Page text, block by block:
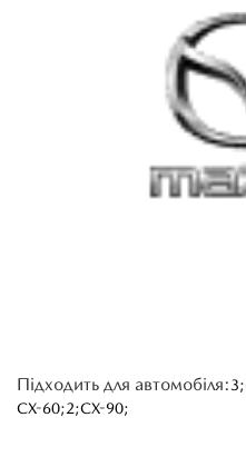
Підходить для автомобіля:3;
CX-60;2;CX-90;